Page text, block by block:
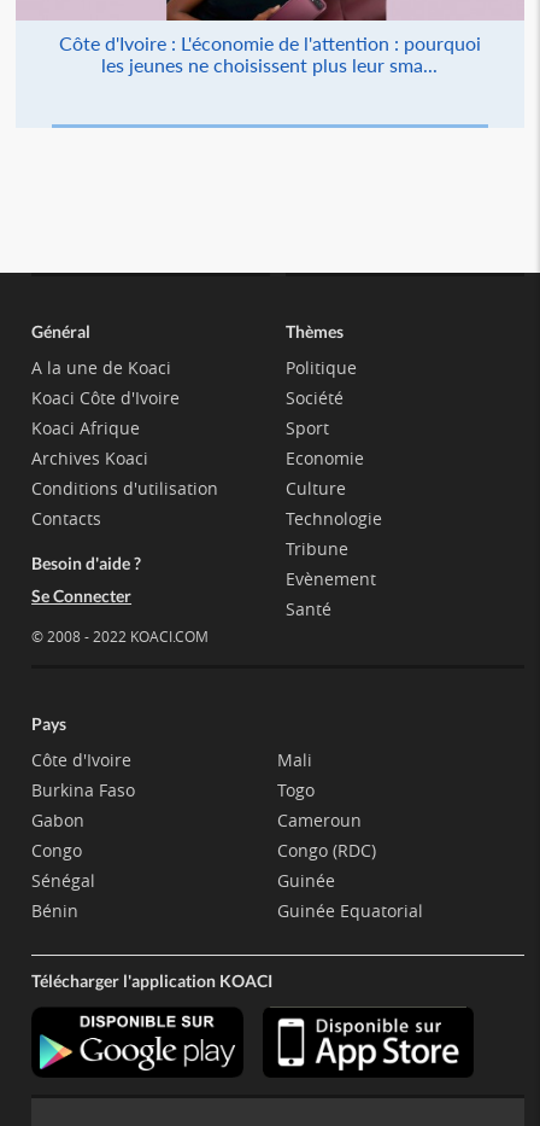
Côte d'Ivoire : L'économie de l'attention : pourquoi
les jeunes ne choisissent plus leur sma...
Général
A la une de Koaci
Koaci Côte d'Ivoire
Koaci Afrique
Archives Koaci
Conditions d'utilisation
Contacts
Besoin d'aide ?
Se Connecter
© 2008 - 2022 KOACI.COM
Thèmes
Politique
Société
Sport
Economie
Culture
Technologie
Tribune
Evènement
Santé
Pays
Côte d'Ivoire
Burkina Faso
Gabon
Congo
Sénégal
Bénin
Mali
Togo
Cameroun
Congo (RDC)
Guinée
Guinée Equatorial
Télécharger l'application KOACI